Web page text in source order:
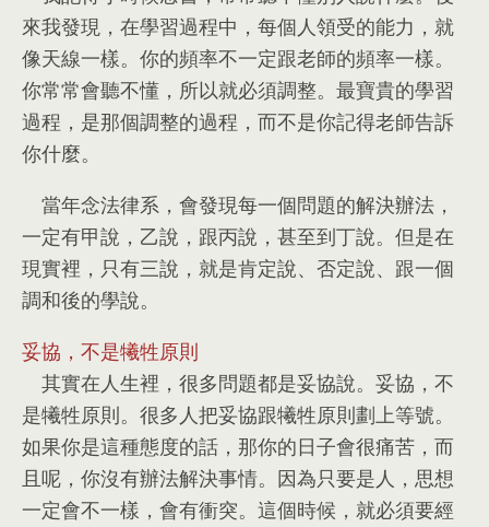
來我發現 ， 在學習過程中 ， 每個人領受的能力 ， 就
像天線一樣。 你的頻率不一定跟老師的頻率一樣。
你常常會聽不懂 ， 所以就必須調整。 最寶貴的學習
過程 ， 是那個調整的過程 ， 而不是你記得老師告訴
你什麼。
當年念法律系 ， 會發現每一個問題的解決辦法 ，
一定有甲說 ， 乙說 ， 跟丙說 ， 甚至到丁說。 但是在
現實裡 ， 只有三說 ， 就是肯定說、 否定說、 跟一個
調和後的學說。
妥協 ， 不是犧牲原則
其實在人生裡 ， 很多問題都是妥協說。 妥協 ， 不
是犧牲原則。 很多人把妥協跟犧牲原則劃上等號。
如果你是這種態度的話 ， 那你的日子會很痛苦 ， 而
且呢 ， 你沒有辦法解決事情。 因為只要是人 ， 思想
一定會不一樣 ， 會有衝突。 這個時候 ， 就必須要經